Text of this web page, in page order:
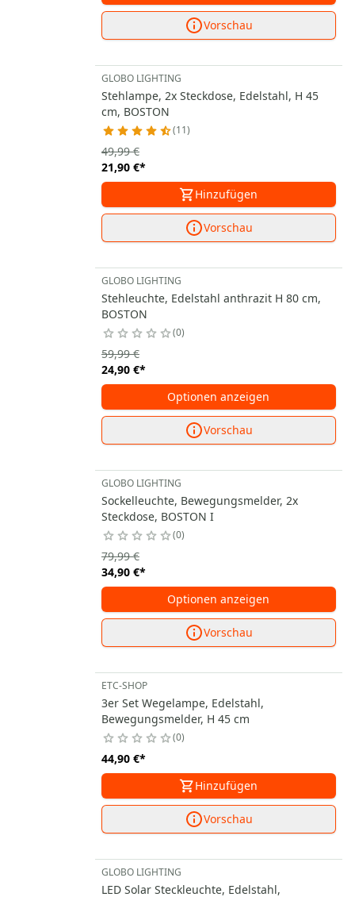
Vorschau
GLOBO LIGHTING
Stehlampe, 2x Steckdose, Edelstahl, H 45
cm, BOSTON
11
21,90 €*
49,99 €
Hinzufügen
Vorschau
GLOBO LIGHTING
Stehleuchte, Edelstahl anthrazit H 80 cm,
BOSTON
0
24,90 €*
59,99 €
Optionen anzeigen
Vorschau
GLOBO LIGHTING
Sockelleuchte, Bewegungsmelder, 2x
Steckdose, BOSTON I
0
34,90 €*
79,99 €
Optionen anzeigen
Vorschau
ETC-SHOP
3er Set Wegelampe, Edelstahl,
Bewegungsmelder, H 45 cm
0
44,90 €*
Hinzufügen
Vorschau
GLOBO LIGHTING
LED Solar Steckleuchte, Edelstahl,